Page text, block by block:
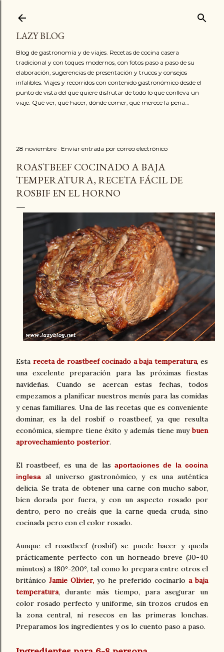
LAZY BLOG
Blog de gastronomía y de viajes. Recetas de cocina casera
tradicional y con toques modernos, con fotos paso a paso de su
elaboración, sugerencias de presentación y trucos y consejos
infalibles. Viajes y recorridos con contenido gastronómico desde el
punto de vista del que quiere disfrutar de todo lo que conlleva un
viaje. Qué ver, qué hacer, dónde comer, qué merece la pena...
28 noviembre Enviar entrada por correo electrónico
ROASTBEEF COCINADO A BAJA
TEMPERATURA, RECETA FÁCIL DE
ROSBIF EN EL HORNO
Esta receta de roastbeef cocinado a baja temperatura, es
una excelente preparación para las próximas fiestas
navideñas. Cuando se acercan estas fechas, todos
empezamos a planificar nuestros menús para las comidas
y cenas familiares. Una de las recetas que es conveniente
dominar, es la del rosbif o roastbeef, ya que resulta
económica, siempre tiene éxito y además tiene muybuen
aprovechamiento posterior.
El roastbeef, es una de las aportaciones de la cocina
inglesa al universo gastronómico, y es una auténtica
delicia. Se trata de obtener una carne con mucho sabor,
bien dorada por fuera, y con un aspecto rosado por
dentro, pero no creáis que la carne queda cruda, sino
cocinada pero con el color rosado.
Aunque el roastbeef (rosbif) se puede hacer y queda
prácticamente perfecto con un horneado breve (30-40
minutos) a 180º-200º, tal como lo prepara entre otros el
británico Jamie Olivier,yo he preferido cocinarloa baja
temperatura,durante más tiempo, para asegurar un
color rosado perfecto y uniforme, sin trozos crudos en
la zona central, ni resecos en las primeras lonchas.
Preparamos los ingredientes y os lo cuento paso a paso.